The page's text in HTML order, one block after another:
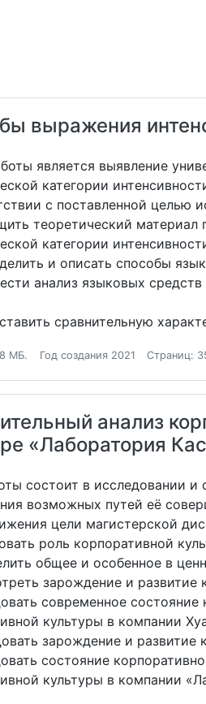
выражения
является выявление
категории
с поставленной целью
теоретический материал
категории
и описать способы
анализ языковых средств
сравнительную
МБ. Год создания 2021 Страниц:
анализ
«Лаборатория
состоит в исследовании и
возможных путей её
цели магистерской
роль корпоративной
общее и особенное в
зарождение и развитие
современное
культуры в компании
зарождение и развитие
состояние
культуры в компании